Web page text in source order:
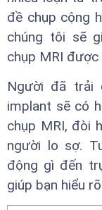
đề chụp cộng
chúng tôi sẽ
chụp MRI được
Người đã trải
implant sẽ có
chụp MRI, đòi
người lo sợ.
động gì đến
giúp bạn hiểu